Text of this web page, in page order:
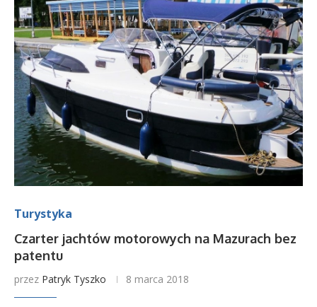
Turystyka
Czarter jachtów motorowych na Mazurach bez
patentu
przez Patryk Tyszko 8 marca 2018